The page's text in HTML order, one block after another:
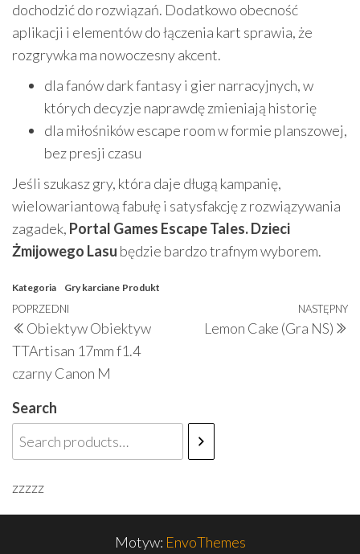
dochodzić do rozwiązań. Dodatkowo obecność
aplikacji i elementów do łączenia kart sprawia, że
rozgrywka ma nowoczesny akcent.
dla fanów dark fantasy i gier narracyjnych, w
których decyzje naprawdę zmieniają historię
dla miłośników escape room w formie planszowej,
bez presji czasu
Jeśli szukasz gry, która daje długą kampanię,
wielowariantową fabułę i satysfakcję z rozwiązywania
zagadek, Portal Games Escape Tales. Dzieci
Żmijowego Lasu będzie bardzo trafnym wyborem.
Kategoria Gry karciane Produkt
Nawigacja
wpisu
Poprzedni
wpis
POPRZEDNI
Obiektyw Obiektyw
TTArtisan 17mm f1.4
czarny Canon M
NASTĘPNY
Lemon Cake (Gra NS)
Search
zzzzz
Motyw: EnvoThemes